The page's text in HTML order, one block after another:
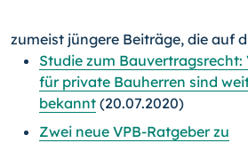
zumeist jüngere Beiträge, die auf
Studie zum
für private Bauherren sind
bekannt (20.07.2020)
Zwei neue VPB-Ratgeber zu